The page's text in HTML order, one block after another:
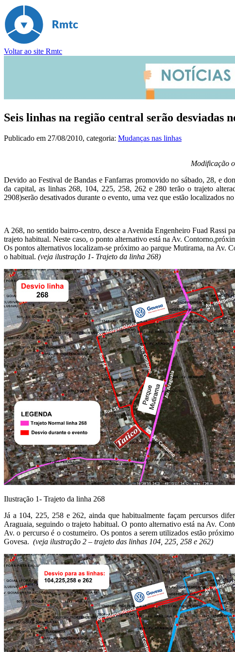
Voltar ao site Rmtc
Seis linhas na região central serão desviadas
Publicado em 27/08/2010, categoria: Mudanças nas linhas
Modificação
Devido ao Festival de Bandas e Fanfarras promovido no sábado, 28, e
da capital, as linhas 268, 104, 225, 258, 262 e 280 terão o trajeto
2908)serão desativados durante o evento, uma vez que estão localizados
A 268, no sentido bairro-centro, desce a Avenida Engenheiro Fuad Rassi
trajeto habitual. Neste caso, o ponto alternativo está na Av.
Os pontos alternativos localizam-se próximo ao parque Mutirama, na Av.
o habitual. (veja ilustração 1- Trajeto da linha 268)
Ilustração 1- Trajeto da linha 268
Já a 104, 225, 258 e 262, ainda que habitualmente façam percursos
Araguaia, seguindo o trajeto habitual. O ponto alternativo está na Av.
Av. o percurso é o costumeiro. Os pontos a serem utilizados estão
Govesa. (veja ilustração 2 – trajeto das linhas 104, 225, 258 e 262)